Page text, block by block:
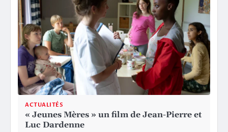
ACTUALITÉS
« Jeunes Mères » un film de Jean-Pierre et
Luc Dardenne